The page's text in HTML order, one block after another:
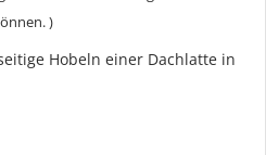
)
Hobeln einer Dachlatte in